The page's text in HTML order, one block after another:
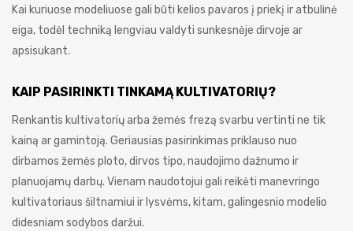
Kai kuriuose modeliuose gali būti kelios pavaros į priekį ir atbulinė
eiga, todėl techniką lengviau valdyti sunkesnėje dirvoje ar
apsisukant.
KAIP PASIRINKTI TINKAMĄ KULTIVATORIŲ?
Renkantis kultivatorių arba žemės frezą svarbu vertinti ne tik
kainą ar gamintoją. Geriausias pasirinkimas priklauso nuo
dirbamos žemės ploto, dirvos tipo, naudojimo dažnumo ir
planuojamų darbų. Vienam naudotojui gali reikėti manevringo
kultivatoriaus šiltnamiui ir lysvėms, kitam, galingesnio modelio
didesniam sodybos daržui.